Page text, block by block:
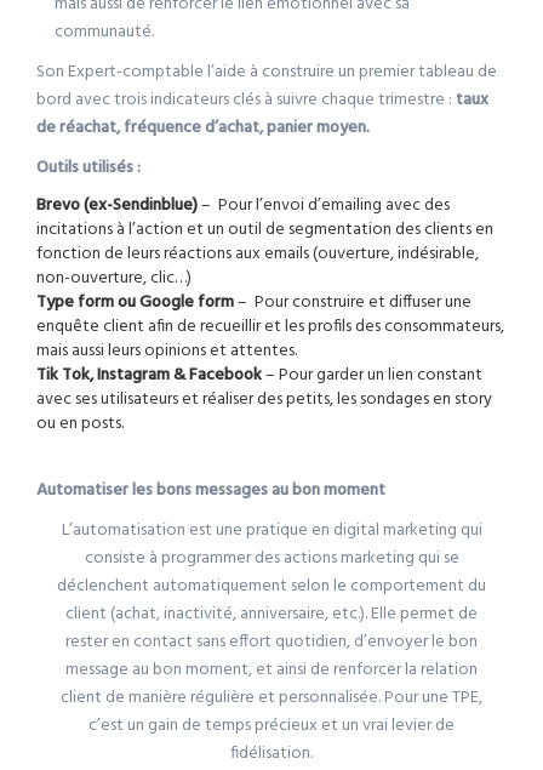
communauté.
Son Expert-comptable l’aide à construire un premier tableau de
bord avec trois indicateurs clés à suivre chaque trimestre : taux
de réachat, fréquence d’achat, panier moyen.
Outils utilisés :
Brevo (ex-Sendinblue)– Pour l’envoi d’emailing avec des
incitations à l’action et un outil de segmentation des clients en
fonction de leurs réactions aux emails (ouverture, indésirable,
non-ouverture, clic…)
Type form ou Google form– Pour construire et diffuser une
enquête client afin de recueillir et les profils des consommateurs,
mais aussi leurs opinions et attentes.
Tik Tok, Instagram & Facebook– Pour garder un lien constant
avec ses utilisateurs et réaliser des petits, les sondages en story
ou en posts.
Automatiser les bons messages au bon moment
L’automatisation est une pratique en digital marketing qui
consiste à programmer des actions marketing qui se
déclenchent automatiquement selon le comportement du
client (achat, inactivité, anniversaire, etc.). Elle permet de
rester en contact sans effort quotidien, d’envoyer le bon
message au bon moment, et ainsi de renforcer la relation
client de manière régulière et personnalisée. Pour une TPE,
c’est un gain de temps précieux et un vrai levier de
fidélisation.